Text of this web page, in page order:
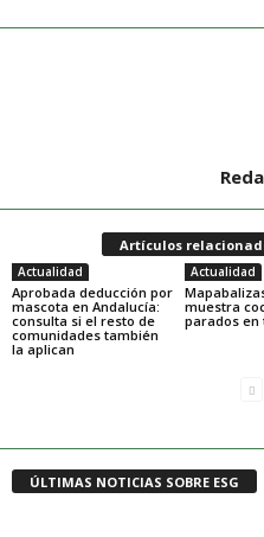
Artículos
Actualidad
Aprobada deducción por
mascota en Andalucía:
consulta si el resto de
comunidades también
la aplican
Actualidad
muestra
parados en
ÚLTIMAS NOTICIAS SOBRE ESG